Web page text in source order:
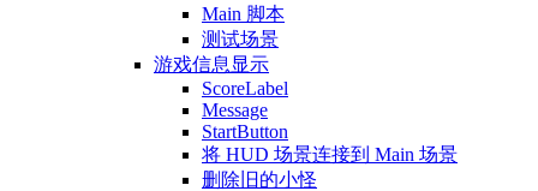
Main 脚本
测试场景
游戏信息显示
ScoreLabel
Message
StartButton
将 HUD 场景连接到 Main 场景
删除旧的小怪